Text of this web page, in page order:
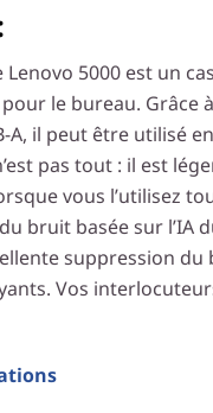
Lenovo 5000 est un
le bureau. Grâce
A, il peut être utilisé
pas tout : il est
vous l’utilisez
bruit basée sur l’IA
suppression du
Vos